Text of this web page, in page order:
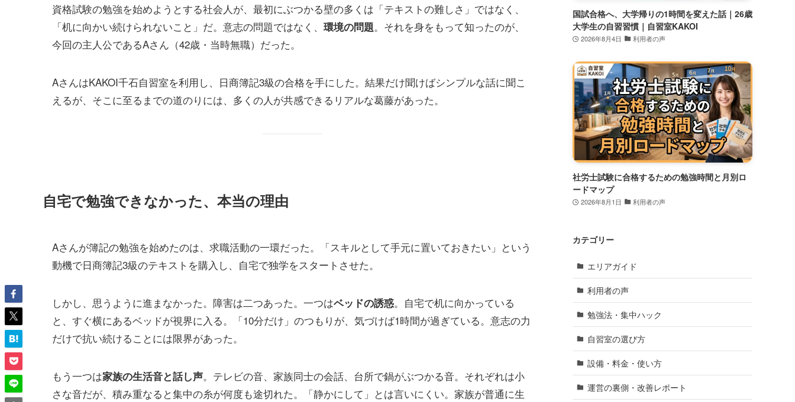
資格試験の勉強を始めようとする社会人が、最初にぶつかる壁の多くは「テキストの難しさ」ではなく、
「机に向かい続けられないこと」だ。意志の問題ではなく、 環境の問題。それを身をもって知ったのが、
今回の主人公であるAさん（42歳・当時無職）だった。
AさんはKAKOI千石自習室を利用し、日商簿記3級の合格を手にした。結果だけ聞けばシンプルな話に聞こ
えるが、そこに至るまでの道のりには、多くの人が共感できるリアルな葛藤があった。
自宅で勉強できなかった、本当の理由
Aさんが簿記の勉強を始めたのは、求職活動の一環だった。「スキルとして手元に置いておきたい」という
動機で日商簿記3級のテキストを購入し、自宅で独学をスタートさせた。
しかし、思うように進まなかった。障害は二つあった。一つはベッドの誘惑。自宅で机に向かっている
と、すぐ横にあるベッドが視界に入る。「10分だけ」のつもりが、気づけば1時間が過ぎている。意志の力
だけで抗い続けることには限界があった。
もう一つは家族の生活音と話し声。テレビの音、家族同士の会話、台所で鍋がぶつかる音。それぞれは小
さな音だが、積み重なると集中の糸が何度も途切れた。「静かにして」とは言いにくい。家族が普通に生
国試合格へ、大学帰りの1時間を変えた話｜26歳
大学生の自習習慣｜自習室KAKOI
2026年8月4日 利用者の声
社労士試験に合格するための勉強時間と月別ロ
ードマップ
2026年8月1日 利用者の声
カテゴリー
エリアガイド
利用者の声
勉強法・集中ハック
自習室の選び方
設備・料金・使い方
運営の裏側・改善レポート